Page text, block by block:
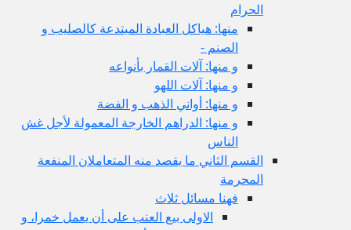
الحرام
منها: هياكل العبادة المبتدعة كالصليب و
الصنم -
و منها: آلات القمار بأنواعه
و منها: آلات اللهو
و منها: أواني الذهب و الفضة
و منها: الدراهم الخارجة المعمولة لأجل غش
الناس
القسم الثاني ما يقصد منه المتعاملان المنفعة
المحرمة
فهنا مسائل ثلاث
الاولى بيع العنب على أن يعمل خمرا، و